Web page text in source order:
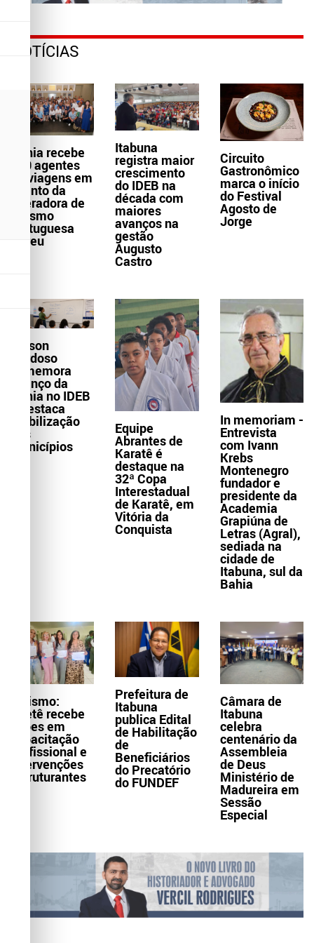
NOTÍCIAS
Bahia recebe
300 agentes
de viagens em
evento da
operadora de
turismo
portuguesa
Abreu
Itabuna
registra maior
crescimento
do IDEB na
década com
maiores
avanços na
gestão
Augusto
Castro
Circuito
Gastronômico
marca o início
do Festival
Agosto de
Jorge
Wilson
Cardoso
comemora
avanço da
Bahia no IDEB
e destaca
mobilização
dos
municípios
Equipe
Abrantes de
Karatê é
destaque na
32ª Copa
Interestadual
de Karatê, em
Vitória da
Conquista
In memoriam -
Entrevista
com Ivann
Krebs
Montenegro
fundador e
presidente da
Academia
Grapiúna de
Letras (Agral),
sediada na
cidade de
Itabuna, sul da
Bahia
Turismo:
Itaetê recebe
ações em
capacitação
profissional e
intervenções
estruturantes
Prefeitura de
Itabuna
publica Edital
de Habilitação
de
Beneficiários
do Precatório
do FUNDEF
Câmara de
Itabuna
celebra
centenário da
Assembleia
de Deus
Ministério de
Madureira em
Sessão
Especial